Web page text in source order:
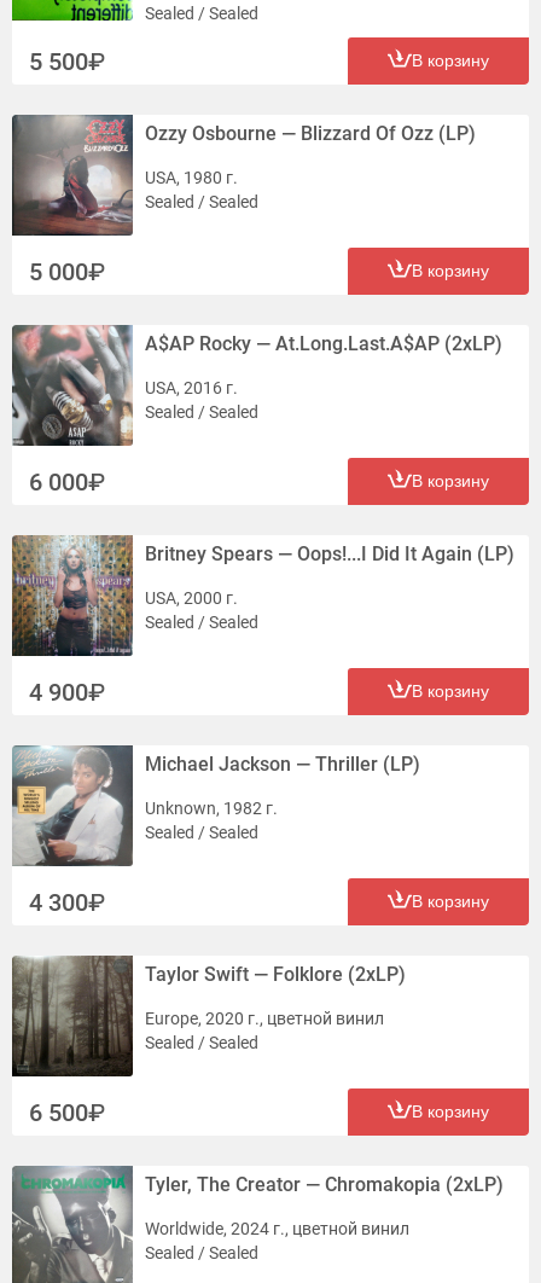
Sealed / Sealed
5 500 В корзину
Ozzy Osbourne — Blizzard Of Ozz (LP)
USA, 1980 г.
Sealed / Sealed
5 000 В корзину
A$AP Rocky — At.Long.Last.A$AP (2xLP)
USA, 2016 г.
Sealed / Sealed
6 000 В корзину
Britney Spears — Oops!...I Did It Again (LP)
USA, 2000 г.
Sealed / Sealed
4 900 В корзину
Michael Jackson — Thriller (LP)
Unknown, 1982 г.
Sealed / Sealed
4 300 В корзину
Taylor Swift — Folklore (2xLP)
Europe, 2020 г., цветной винил
Sealed / Sealed
6 500 В корзину
Tyler, The Creator — Chromakopia (2xLP)
Worldwide, 2024 г., цветной винил
Sealed / Sealed